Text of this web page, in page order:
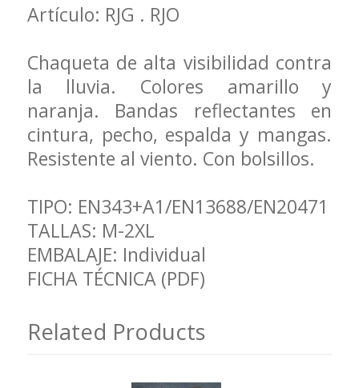
Artículo: RJG . RJO
Chaqueta de alta visibilidad contra
la lluvia. Colores amarillo y
naranja. Bandas reflectantes en
cintura, pecho, espalda y mangas.
Resistente al viento. Con bolsillos.
TIPO: EN343+A1/EN13688/EN20471
TALLAS: M-2XL
EMBALAJE: Individual
FICHA TÉCNICA (PDF)
Related Products